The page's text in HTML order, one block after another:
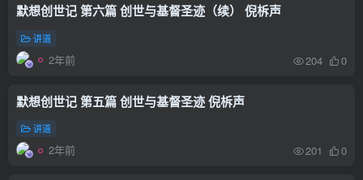
默想创世记 第六篇 创世与基督圣迹（续） 倪柝声
讲道
2年前 204 0
默想创世记 第五篇 创世与基督圣迹 倪柝声
讲道
2年前 201 0